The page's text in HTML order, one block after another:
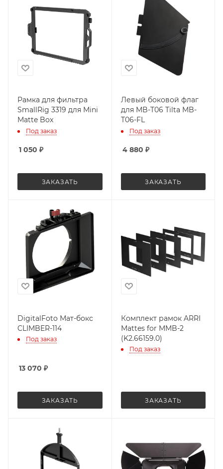
Рамка для фильтра
SmallRig 3319 для Mini
Matte Box
Под заказ
1 050 ₽
ЗАКАЗАТЬ
Левый боковой флаг
для MB-T06 Tilta MB-
T06-FL
Под заказ
4 880 ₽
ЗАКАЗАТЬ
DigitalFoto Мат-бокс
CLIMBER-114
Под заказ
13 070 ₽
ЗАКАЗАТЬ
Комплект рамок ARRI
Mattes for MMB-2
(K2.66159.0)
Под заказ
ЗАКАЗАТЬ